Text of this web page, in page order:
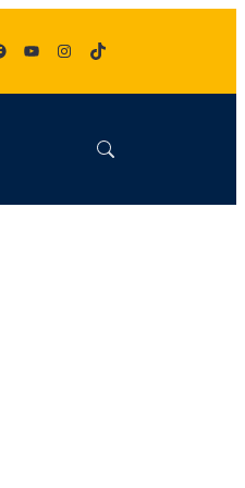
YouTube Instagram TikTok